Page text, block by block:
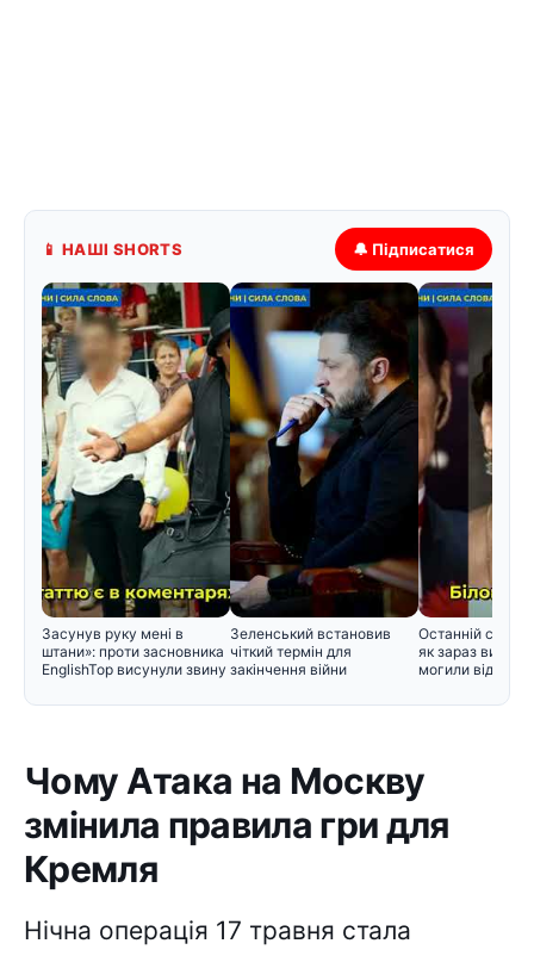
📱 НАШІ SHORTS 🔔 Підписатися
Засунув руку мені в
штани»: проти засновника
EnglishTop висунули звину
Зеленський встановив
чіткий термін для
закінчення війни
Останній
як зараз
могили відомих
Чому Атака на Москву
змінила правила гри для
Кремля
Нічна операція 17 травня стала